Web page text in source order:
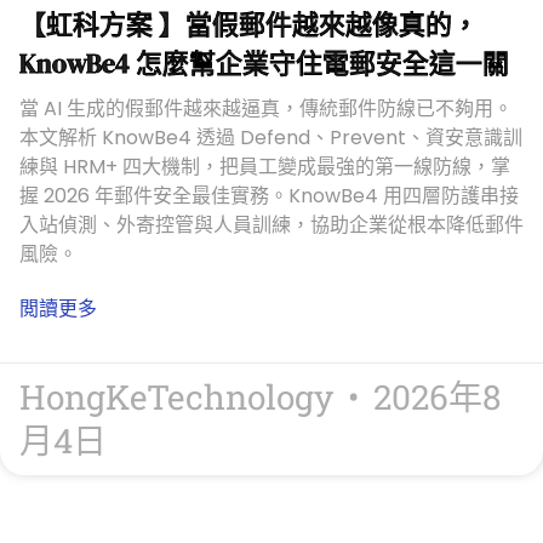
【虹科方案 】當假郵件越來越像真的，
KnowBe4 怎麼幫企業守住電郵安全這一關
當 AI 生成的假郵件越來越逼真，傳統郵件防線已不夠用。
本文解析 KnowBe4 透過 Defend、Prevent、資安意識訓
練與 HRM+ 四大機制，把員工變成最強的第一線防線，掌
握 2026 年郵件安全最佳實務。KnowBe4 用四層防護串接
入站偵測、外寄控管與人員訓練，協助企業從根本降低郵件
風險。
閲讀更多
HongKeTechnology
2026年8
月4日